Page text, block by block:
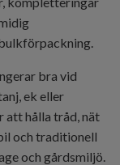
bra vid
ek eller
att hålla tråd, nät
och traditionell
och gårdsmiljö.